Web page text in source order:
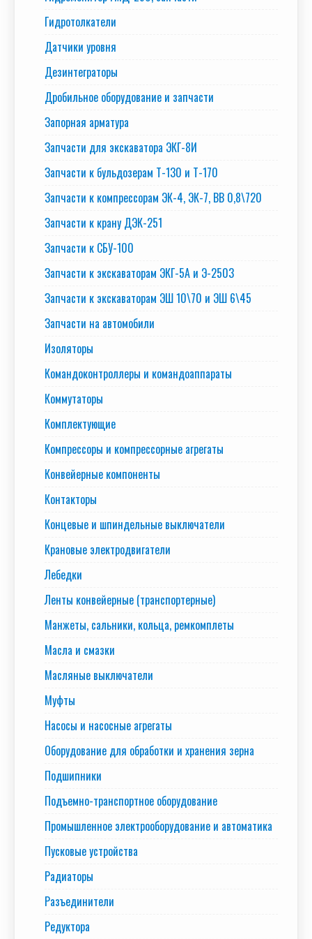
Гидротолкатели
Датчики уровня
Дезинтеграторы
Дробильное оборудование и запчасти
Запорная арматура
Запчасти для экскаватора ЭКГ-8И
Запчасти к бульдозерам Т-130 и Т-170
Запчасти к компрессорам ЭК-4, ЭК-7, ВВ 0,8\720
Запчасти к крану ДЭК-251
Запчасти к СБУ-100
Запчасти к экскаваторам ЭКГ-5А и Э-2503
Запчасти к экскаваторам ЭШ 10\70 и ЭШ 6\45
Запчасти на автомобили
Изоляторы
Командоконтроллеры и командоаппараты
Коммутаторы
Комплектующие
Компрессоры и компрессорные агрегаты
Конвейерные компоненты
Контакторы
Концевые и шпиндельные выключатели
Крановые электродвигатели
Лебедки
Ленты конвейерные (транспортерные)
Манжеты, сальники, кольца, ремкомплеты
Масла и смазки
Масляные выключатели
Муфты
Насосы и насосные агрегаты
Оборудование для обработки и хранения зерна
Подшипники
Подъемно-транспортное оборудование
Промышленное электрооборудование и автоматика
Пусковые устройства
Радиаторы
Разъединители
Редуктора